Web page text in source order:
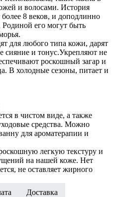
и волосами. История
8 веков, и доподлинно
Родиной его могут быть
для любого типа кожи, дарят
сияние и тонус.Укрепляют не
роскошный загар и
В холодные сезоны, питает и
в чистом виде, а также
средства. Можно
для ароматерапии и
легкую текстуру и
на нашей коже. Нет
не оставляет жирного
Доставка